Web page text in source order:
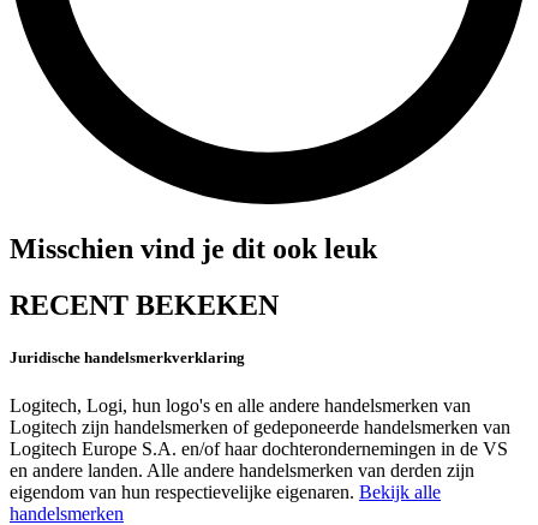
Misschien vind je dit ook leuk
RECENT BEKEKEN
Juridische handelsmerkverklaring
Logitech, Logi, hun logo's en alle andere handelsmerken van
Logitech zijn handelsmerken of gedeponeerde handelsmerken van
Logitech Europe S.A. en/of haar dochterondernemingen in de VS
en andere landen. Alle andere handelsmerken van derden zijn
eigendom van hun respectievelijke eigenaren. Bekijk alle
handelsmerken